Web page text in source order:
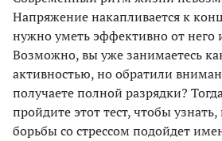
Напряжение накапливается к
нужно уметь эффективно от него
Возможно, вы уже занимаетесь
активностью, но обратили
получаете полной разрядки?
пройдите этот тест, чтобы
борьбы со стрессом подойдет